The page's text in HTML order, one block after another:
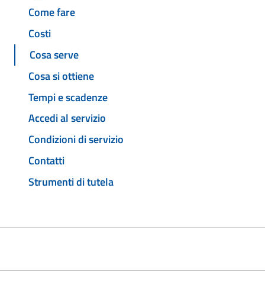
Come fare
Costi
Cosa serve
Cosa si ottiene
Tempi e scadenze
Accedi al servizio
Condizioni di servizio
Contatti
Strumenti di tutela